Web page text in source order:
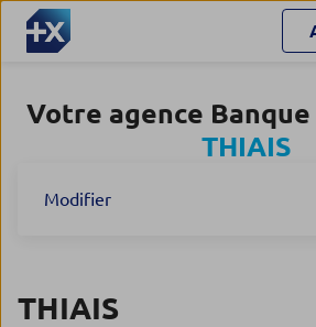
Votre agence
THIAIS
Modifier
THIAIS